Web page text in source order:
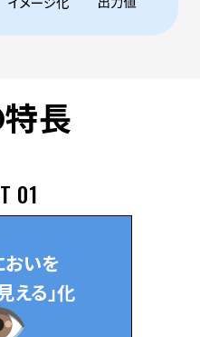
長
01
おいを
える」化